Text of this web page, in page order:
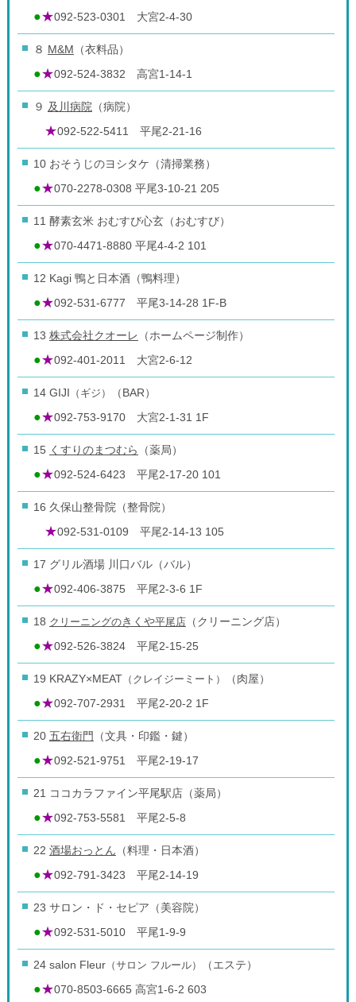
●★092-523-0301 大宮2-4-30
８ M&M （衣料品）
●★092-524-3832 高宮1-14-1
９ 及川病院（病院）
★092-522-5411 平尾2-21-16
10 おそうじのヨシタケ（清掃業務）
●★070-2278-0308 平尾3-10-21 205
11 酵素玄米 おむすび心玄（おむすび）
●★070-4471-8880 平尾4-4-2 101
12 Kagi 鴨と日本酒（鴨料理）
●★092-531-6777 平尾3-14-28 1F-B
13 株式会社クオーレ （ホームページ制作）
●★092-401-2011 大宮2-6-12
14 GIJI （ギジ） （BAR）
●★092-753-9170 大宮2-1-31 1F
15 くすりのまつむら （薬局）
●★092-524-6423 平尾2-17-20 101
16 久保山整骨院（整骨院）
★092-531-0109 平尾2-14-13 105
17 グリル酒場 川口バル（バル）
●★092-406-3875 平尾2-3-6 1F
18 クリーニングのきくや平尾店（クリーニング店）
●★092-526-3824 平尾2-15-25
19 KRAZY×MEAT（クレイジーミート） （肉屋）
●★092-707-2931 平尾2-20-2 1F
20 五右衛門 （文具・印鑑・鍵）
●★092-521-9751 平尾2-19-17
21 ココカラファイン平尾駅店（薬局）
●★092-753-5581 平尾2-5-8
22 酒場おっとん （料理・日本酒）
●★092-791-3423 平尾2-14-19
23 サロン・ド・セピア（美容院）
●★092-531-5010 平尾1-9-9
24 salon Fleur（サロン フルール） （エステ）
●★070-8503-6665 高宮1-6-2 603